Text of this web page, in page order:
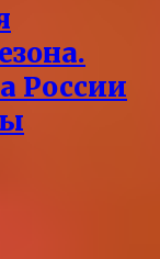
России